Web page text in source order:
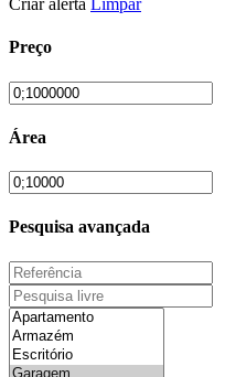
Criar alerta Limpar
Preço
Área
Pesquisa avançada